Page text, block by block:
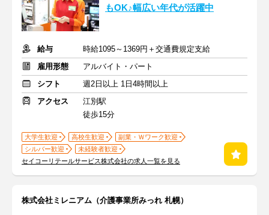
もOK♪幅広い年代が活躍中
給与
時給1095～1369円＋交通費規定支給
雇用形態
アルバイト・パート
シフト
週2日以上 1日4時間以上
アクセス
江別駅
徒歩15分
大学生歓迎 高校生歓迎
副業・Ｗワーク歓迎
シルバー歓迎
未経験者歓迎
セイコーリテールサービス株式会社の求人一覧を見る
株式会社ミレニアム（介護事業所みっれ 札幌）